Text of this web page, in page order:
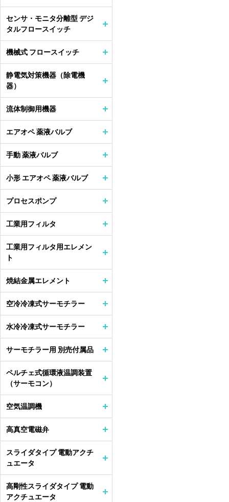
センサ・モニタ分離型 デジ
タルフロースイッチ
機械式 フロースイッチ
静電気対策機器（除電機
器）
流体制御用機器
エアオペ 薬液バルブ
手動 薬液バルブ
小形 エアオペ 薬液バルブ
プロセスポンプ
工業用フィルタ
工業用フィルタ用エレメン
ト
焼結金属エレメント
空冷冷凍式サーモチラー
水冷冷凍式サーモチラー
サーモチラー用 別売付属品
ペルチェ式循環液温調装置
（サーモコン）
空気温調機
高真空電磁弁
スライダタイプ 電動アクチ
ュエータ
高剛性スライダタイプ 電動
アクチュエータ